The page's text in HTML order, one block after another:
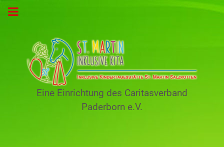
Eine Einrichtung des Caritasverband
Paderborn e.V.